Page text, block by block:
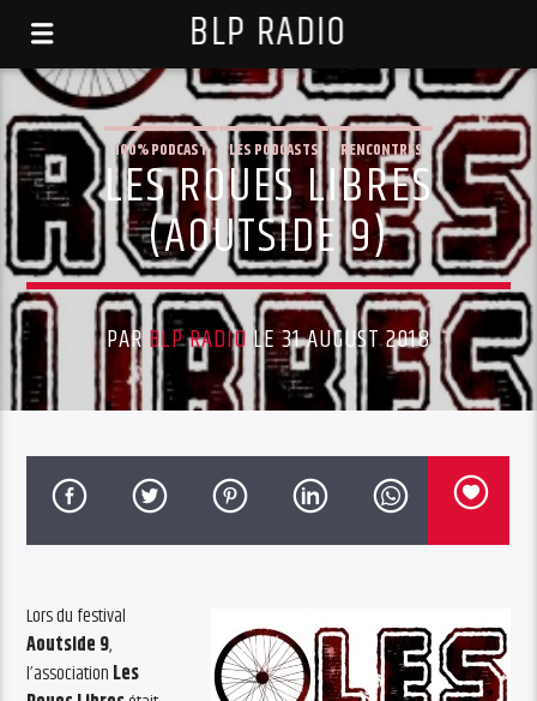
BLP RADIO
100% PODCAST LES PODCASTS RENCONTRES
LES ROUES LIBRES
(AOUTSIDE 9)
PARBLP RADIOLE 31 AUGUST 2018
Lors du festival
Aoutside 9,
l’association Les